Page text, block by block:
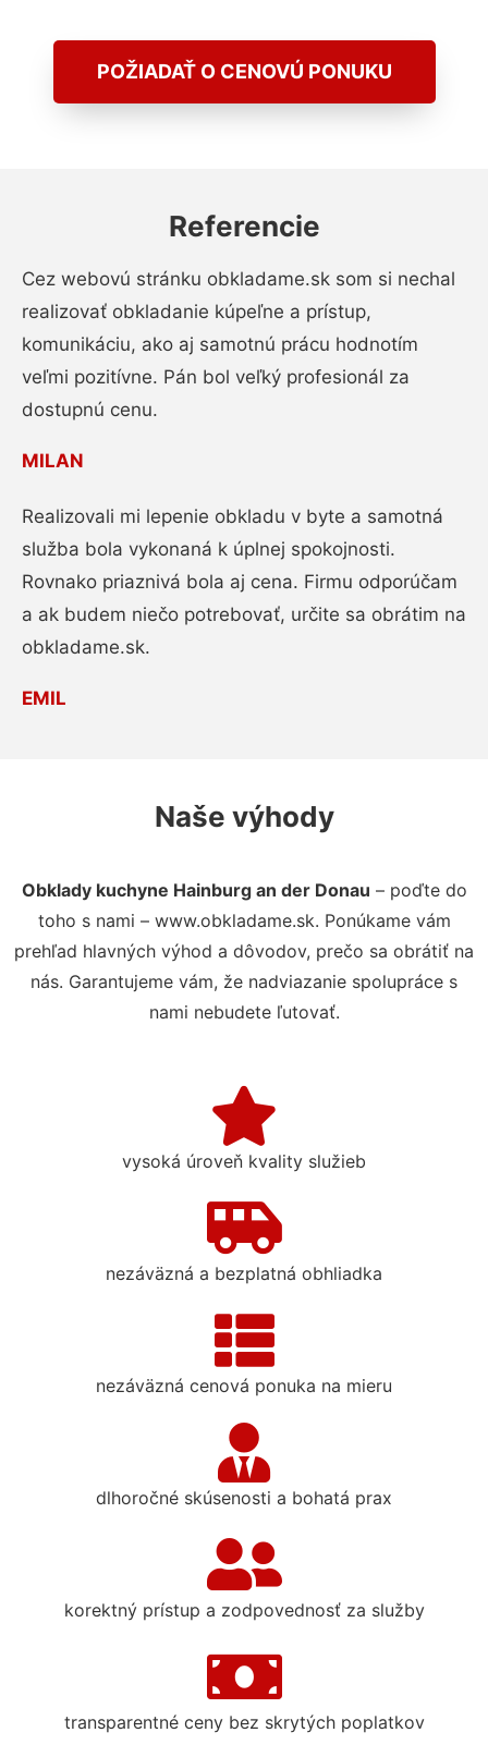
POŽIADAŤ O CENOVÚ PONUKU
Referencie
Cez webovú stránku obkladame.sk som si nechal
realizovať obkladanie kúpeľne a prístup,
komunikáciu, ako aj samotnú prácu hodnotím
veľmi pozitívne. Pán bol veľký profesionál za
dostupnú cenu.
MILAN
Realizovali mi lepenie obkladu v byte a samotná
služba bola vykonaná k úplnej spokojnosti.
Rovnako priaznivá bola aj cena. Firmu odporúčam
a ak budem niečo potrebovať, určite sa obrátim na
obkladame.sk.
EMIL
Naše výhody
Obklady kuchyne Hainburg an der Donau – poďte do
toho s nami – www.obkladame.sk. Ponúkame vám
prehľad hlavných výhod a dôvodov, prečo sa obrátiť na
nás. Garantujeme vám, že nadviazanie spolupráce s
nami nebudete ľutovať.
vysoká úroveň kvality služieb
nezáväzná a bezplatná obhliadka
nezáväzná cenová ponuka na mieru
dlhoročné skúsenosti a bohatá prax
korektný prístup a zodpovednosť za služby
transparentné ceny bez skrytých poplatkov